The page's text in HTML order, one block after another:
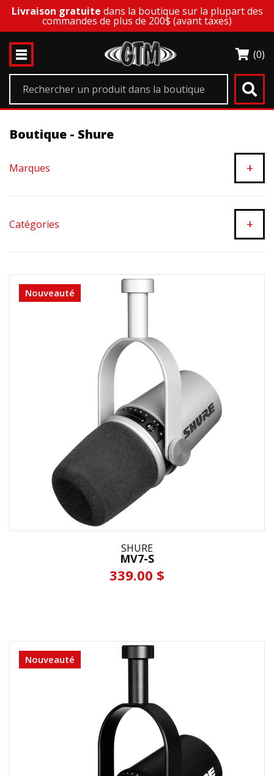
Livraison gratuite dans la boutique sur la plupart des
commandes de plus de 200$ (avant taxes)
(0)
Boutique - Shure
Marques +
Catégories +
Nouveauté
SHURE
MV7-S
339.00 $
Nouveauté